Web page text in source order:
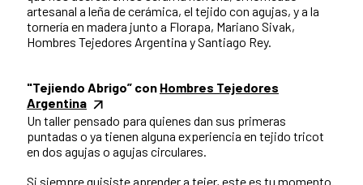
artesanal a leña de cerámica, el tejido con agujas, y a la
tornería en madera junto a Florapa, Mariano Sivak,
Hombres Tejedores Argentina y Santiago Rey.
"Tejiendo Abrigo” con Hombres Tejedores
Argentina
Un taller pensado para quienes dan sus primeras
puntadas o ya tienen alguna experiencia en tejido tricot
en dos agujas o agujas circulares.
Si siempre quisiste aprender a tejer, este es tu momento.